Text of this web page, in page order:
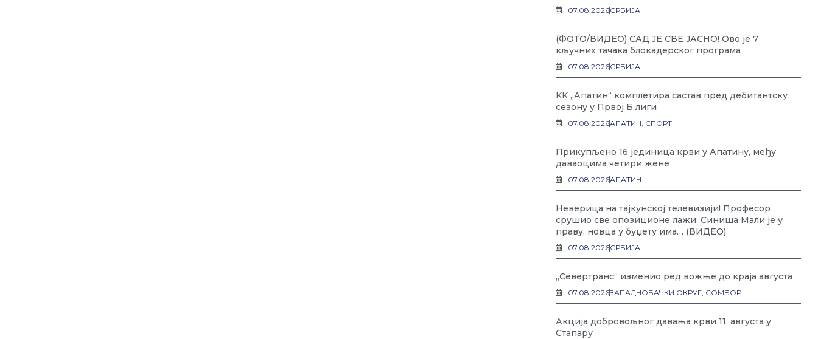
07.08.2026СРБИЈА
(ФОТО/ВИДЕО) САД ЈЕ СВЕ ЈАСНО! Ово је 7
кључних тачака блокадерског програма
07.08.2026СРБИЈА
KK „Апатин“ комплетира састав пред дебитантску
сезону у Првој Б лиги
07.08.2026АПАТИН, СПОРТ
Прикупљено 16 јединица крви у Апатину, међу
даваоцима четири жене
07.08.2026АПАТИН
Неверица на тајкунској телевизији! Професор
срушио све опозиционе лажи: Синиша Мали је у
праву, новца у буџету има… (ВИДЕО)
07.08.2026СРБИЈА
„Севертранс“ изменио ред вожње до краја августа
07.08.2026ЗАПАДНОБАЧКИ ОКРУГ, СОМБОР
Акција добровољног давања крви 11. августа у
Стапару